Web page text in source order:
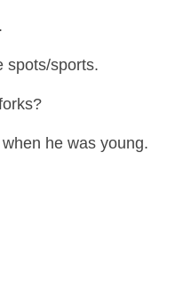
spots/sports.
he was young.